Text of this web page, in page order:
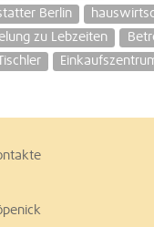
Berlin
zu Lebzeiten